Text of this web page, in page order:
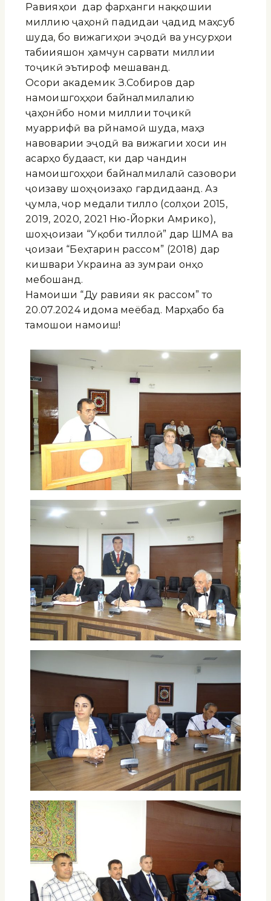
Равияҳои ӯ дар фарҳанги наққошии
миллию ҷаҳонӣ падидаи ҷадид маҳсуб
шуда, бо вижагиҳои эҷодӣ ва унсурҳои
табиияшон ҳамчун сарвати миллии
тоҷикӣ эътироф мешаванд.
Осори академик З.Собиров дар
намоишгоҳҳои байналмилалию
ҷаҳонӣбо номи миллии тоҷикӣ
муаррифӣ ва рӯйнамоӣ шуда, маҳз
навоварии эҷодӣ ва вижагии хоси ин
асарҳо будааст, ки дар чандин
намоишгоҳҳои байналмилалӣ сазовори
ҷоизаву шоҳҷоизаҳо гардидаанд. Аз
ҷумла, чор медали тилло (солҳои 2015,
2019, 2020, 2021 Ню-Йорки Амрико),
шоҳҷоизаи “Уқоби тиллоӣ” дар ШМА ва
ҷоизаи “Беҳтарин рассом” (2018) дар
кишвари Украина аз зумраи онҳо
мебошанд.
Намоиши “Ду равияи як рассом” то
20.07.2024 идома меёбад. Марҳабо ба
тамошои намоиш!